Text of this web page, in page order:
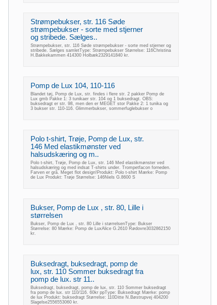
Strømpebukser, str. 116 Søde
strømpebukser - sorte med stjerner
og stribede. Sælges..
Strømpebukser, str. 116 Søde strømpebukser - sorte med stjerner og
stribede. Sælges samletType: Strømpebukser Størrelse: 116Christina
H.Bakkekammen 414300 Holbæk2329141840 kr.
Pomp de Lux 104, 110-116
Blandet tøj, Pomp de Lux, str. findes i flere str. 2 pakker Pomp de
Lux gmb Pakke 1: 3 tunikaer str. 104 og 1 buksedragt. OBS:
buksedragt er str. 98, men den er MEGET stor Pakke 2: 1 tunika og
3 bukser str. 110-116. Glimmerbukser, sommerfuglebukser o
Polo t-shirt, Trøje, Pomp de Lux, str.
146 Med elastikmønster ved
halsudskæring og m..
Polo t-shirt, Trøje, Pomp de Lux, str. 146 Med elastikmønster ved
halsudskæring og med indsat T-shirts under. Trompetfacon forneden.
Farven er grå. Meget flot design!Produkt: Polo t-shirt Mærke: Pomp
de Lux Produkt: Trøje Størrelse: 146Niels G.8600 S
Bukser, Pomp de Lux , str. 80, Lille i
størrelsen
Bukser, Pomp de Lux , str. 80 Lille i størrelsenType: Bukser
Størrelse: 80 Mærke: Pomp de LuxAlice G.2610 Rødovre3032862150
kr.
Buksedragt, buksedragt, pomp de
lux, str. 110 Sommer buksedragt fra
pomp de lux. str 11..
Buksedragt, buksedragt, pomp de lux, str. 110 Sommer buksedragt
fra pomp de lux. str 110/116. 60kr ppType: Buksedragt Mærke: pomp
de lux Produkt: buksedragt Størrelse: 110Ditte N.Bøstrupvej 404200
Slagelse2556553060 kr.